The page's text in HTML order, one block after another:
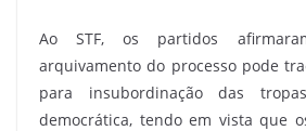
Ao STF, os partidos
arquivamento do processo pode
para insubordinação das
democrática, tendo em vista que